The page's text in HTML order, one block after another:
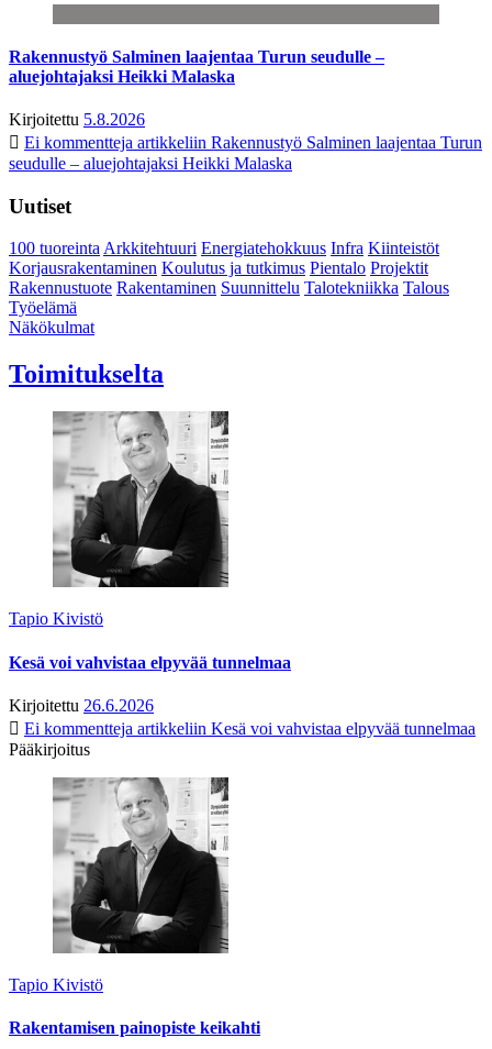
Rakennustyö Salminen laajentaa Turun seudulle –
aluejohtajaksi Heikki Malaska
Kirjoitettu 5.8.2026
Ei kommentteja artikkeliin Rakennustyö Salminen laajentaa Turun
seudulle – aluejohtajaksi Heikki Malaska
Uutiset
100 tuoreintaArkkitehtuuri Energiatehokkuus Infra Kiinteistöt
Korjausrakentaminen Koulutus ja tutkimus Pientalo Projektit
Rakennustuote Rakentaminen Suunnittelu Talotekniikka Talous
Työelämä
Näkökulmat
Toimitukselta
Tapio Kivistö
Kesä voi vahvistaa elpyvää tunnelmaa
Kirjoitettu 26.6.2026
Ei kommentteja artikkeliin Kesä voi vahvistaa elpyvää tunnelmaa
Pääkirjoitus
Tapio Kivistö
Rakentamisen painopiste keikahti